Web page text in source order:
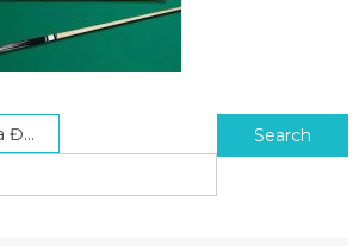
Nay Search for: